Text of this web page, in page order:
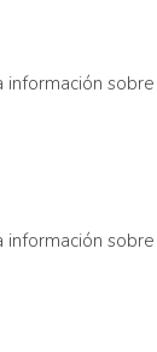
información
información